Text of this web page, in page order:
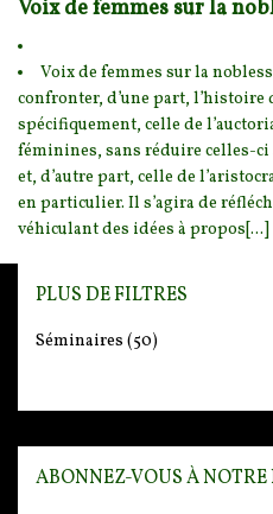
Voix de femmes sur la
Voix de femmes sur la
confronter, d’une part, l’histoire
spécifiquement, celle de
féminines, sans réduire celles-ci
et, d’autre part, celle de
en particulier. Il s’agira de
véhiculant des idées à propos[...]
PLUS DE FILTRES
Séminaires (50)
ABONNEZ-VOUS À NOTRE